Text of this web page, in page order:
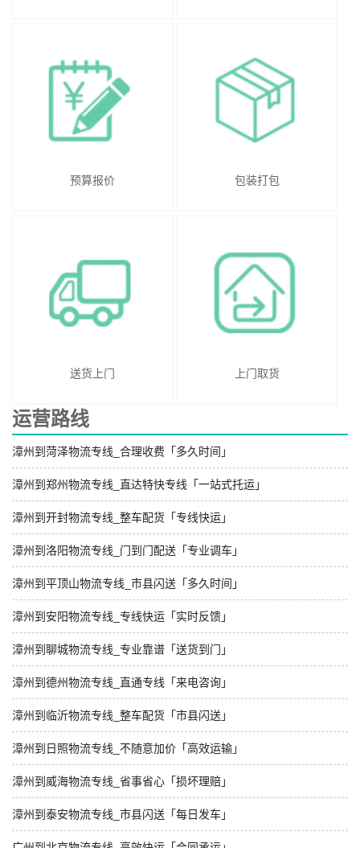
预算报价 包装打包
送货上门 上门取货
运营路线
漳州到菏泽物流专线_合理收费「多久时间」
漳州到郑州物流专线_直达特快专线「一站式托运」
漳州到开封物流专线_整车配货「专线快运」
漳州到洛阳物流专线_门到门配送「专业调车」
漳州到平顶山物流专线_市县闪送「多久时间」
漳州到安阳物流专线_专线快运「实时反馈」
漳州到聊城物流专线_专业靠谱「送货到门」
漳州到德州物流专线_直通专线「来电咨询」
漳州到临沂物流专线_整车配货「市县闪送」
漳州到日照物流专线_不随意加价「高效运输」
漳州到威海物流专线_省事省心「损坏理赔」
漳州到泰安物流专线_市县闪送「每日发车」